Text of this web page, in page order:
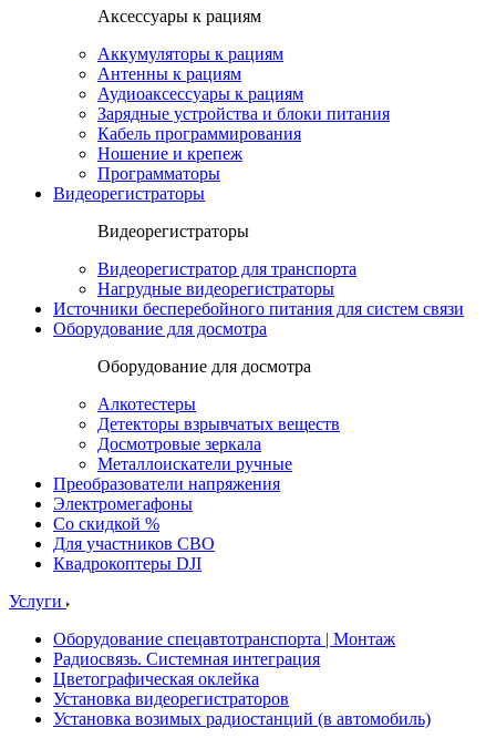
Аксессуары к рациям
Аккумуляторы к рациям
Антенны к рациям
Аудиоаксессуары к рациям
Зарядные устройства и блоки питания
Кабель программирования
Ношение и крепеж
Программаторы
Видеорегистраторы
Видеорегистраторы
Видеорегистратор для транспорта
Нагрудные видеорегистраторы
Источники бесперебойного питания для систем связи
Оборудование для досмотра
Оборудование для досмотра
Алкотестеры
Детекторы взрывчатых веществ
Досмотровые зеркала
Металлоискатели ручные
Преобразователи напряжения
Электромегафоны
Со скидкой %
Для участников СВО
Квадрокоптеры DJI
Услуги
Оборудование спецавтотранспорта | Монтаж
Радиосвязь. Системная интеграция
Цветографическая оклейка
Установка видеорегистраторов
Установка возимых радиостанций (в автомобиль)